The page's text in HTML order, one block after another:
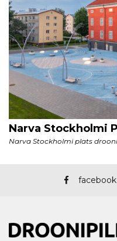
facebook